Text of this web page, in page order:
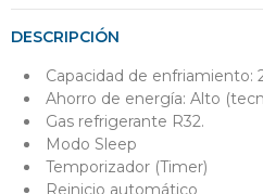
DESCRIPCIÓN
Capacidad de enfriamiento:
Ahorro de energía: Alto
Gas refrigerante R32.
Modo Sleep
Temporizador (Timer)
Reinicio automático